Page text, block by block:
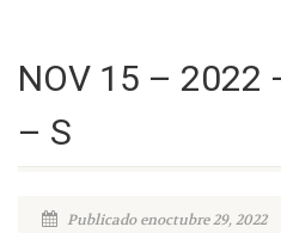
NOV 15 – 2022
– S
Publicado enoctubre 29, 2022